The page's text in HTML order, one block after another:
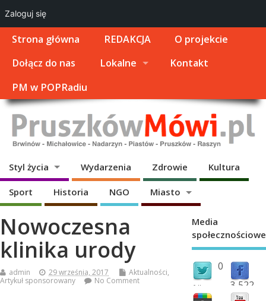
Strona główna REDAKCJA
O projekcie
Dołącz do nas
Lokalne
Kontakt
PM w POPRadiu
Styl życia Wydarzenia Zdrowie Kultura
Sport Historia NGO Miasto
Nowoczesna
klinika urody
admin 29 września, 2017 Aktualności,
Artykuł sponsorowany
No Comment
Media
społecznościowe
0
followers 3,522
fans
Zaloguj się